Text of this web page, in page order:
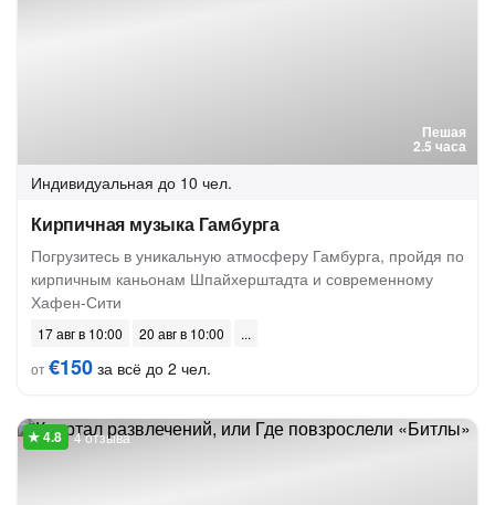
Пешая
2.5 часа
Индивидуальная до 10 чел.
Кирпичная музыка Гамбурга
Погрузитесь в уникальную атмосферу Гамбурга, пройдя по
кирпичным каньонам Шпайхерштадта и современному
Хафен-Сити
17 авг в 10:00
20 авг в 10:00
от€150 за всё до 2 чел.
4 отзыва